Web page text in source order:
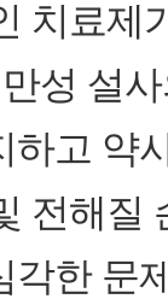
치료제
성 설
하고 약
전해질
각한 문